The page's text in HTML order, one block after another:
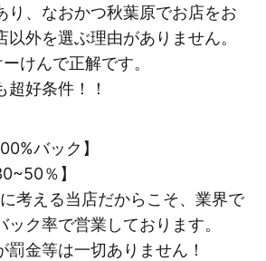
り、なおかつ秋葉原でお店をお
外を選ぶ理由がありません。
けんで正解です。
超好条件！！
バック】
％】
考える当店だからこそ、業界で
ック率で営業しております。
罰金等は一切ありません！